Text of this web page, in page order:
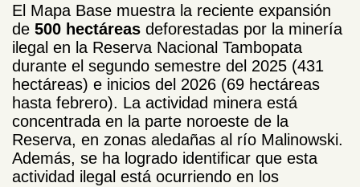
El Mapa Base muestra la reciente expansión
de 500 hectáreas deforestadas por la minería
ilegal en la Reserva Nacional Tambopata
durante el segundo semestre del 2025 (431
hectáreas) e inicios del 2026 (69 hectáreas
hasta febrero). La actividad minera está
concentrada en la parte noroeste de la
Reserva, en zonas aledañas al río Malinowski.
Además, se ha logrado identificar que esta
actividad ilegal está ocurriendo en los